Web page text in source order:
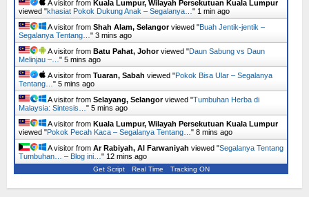
A visitor from Kuala Lumpur, Wilayah Persekutuan Kuala Lumpur
viewed "khasiat Pokok Dukung Anak – Segalanya… " 1 min ago
A visitor from Shah Alam, Selangorviewed "Buah Jentik-jentik –
Segalanya Tentang… " 3 mins ago
A visitor from Batu Pahat, Johorviewed "Daun Sabung vs Daun
Melinjau –… " 5 mins ago
A visitor from Tuaran, Sabah viewed "Pokok Bisa Ular – Segalanya
Tentang… " 5 mins ago
A visitor from Selayang, Selangorviewed "Tumbuhan Herba di
Malaysia: Sintesis… " 5 mins ago
A visitor from Kuala Lumpur, Wilayah Persekutuan Kuala Lumpur
viewed "Pokok Pecah Kaca – Segalanya Tentang… " 8 mins ago
A visitor from Ar Rabiyah, Al Farwaniyah viewed "Segalanya Tentang
Tumbuhan… – Blog ini… " 12 mins ago
Get Script Real Time Tracking ON